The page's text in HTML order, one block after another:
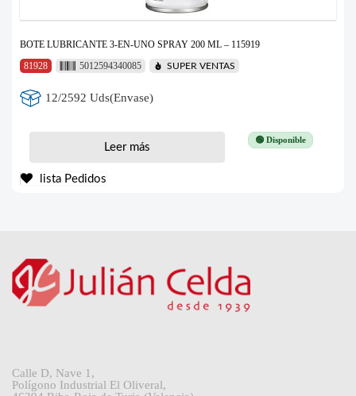
BOTE LUBRICANTE 3-EN-UNO SPRAY 200 ML – 115919
81928
5012594340085 SUPER VENTAS
12/2592 Uds(Envase)
🟢 Disponible
Leer más
lista Pedidos
Calle D, Nave 1,
Polígono Industrial El Oliveral,